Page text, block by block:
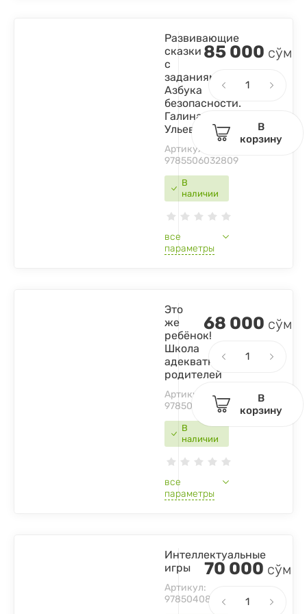
В
наличии
Развивающие
сказки
с
заданиями
Азбука
безопасности.
Галина
Ульева
Артикул:
9785506032809
все
параметры
85 000 сўм
В
корзину
В
наличии
Это
же
ребёнок!
Школа
адекватных
родителей
Артикул:
9785041049416
все
параметры
68 000 сўм
В
корзину
Интеллектуальные
игры
Артикул:
9785040893720
70 000 сўм